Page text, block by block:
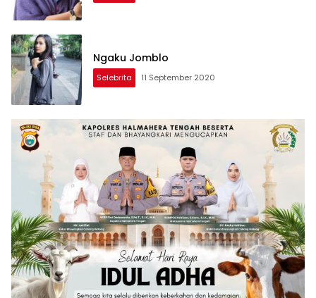
Ngaku Jomblo
Selebrita 11 September 2020